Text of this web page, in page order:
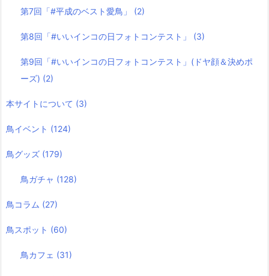
第7回「#平成のベスト愛鳥」 (2)
第8回「#いいインコの日フォトコンテスト」 (3)
第9回「#いいインコの日フォトコンテスト」(ドヤ顔＆決めポ
ーズ) (2)
本サイトについて (3)
鳥イベント (124)
鳥グッズ (179)
鳥ガチャ (128)
鳥コラム (27)
鳥スポット (60)
鳥カフェ (31)